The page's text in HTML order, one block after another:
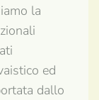
la
ed
dallo